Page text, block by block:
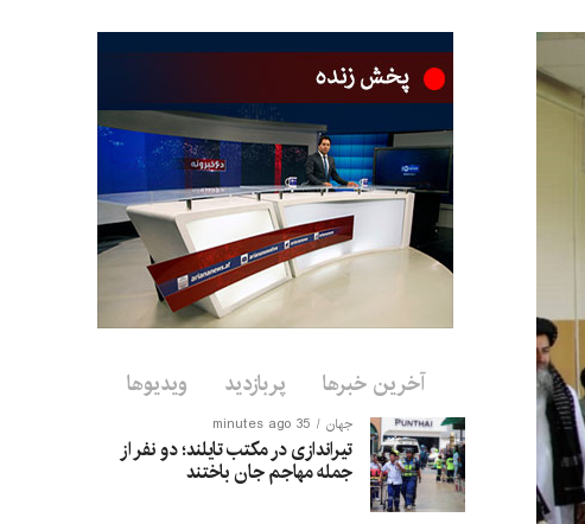
آخرین خبرها پربازدید ویدیوها
جهان 35 minutes ago
تیراندازی در مکتب تایلند؛ دو نفر از
جمله مهاجم جان باختند